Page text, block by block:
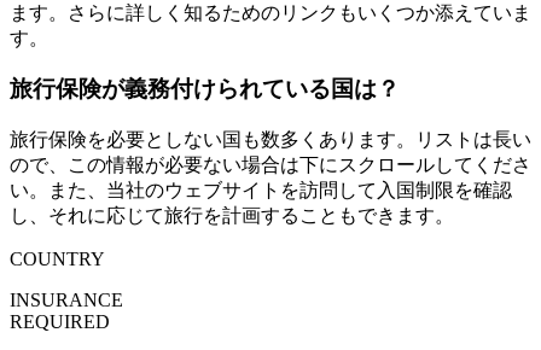
ます。さらに詳しく知るためのリンクもいくつか添えていま
す。
旅行保険が義務付けられている国は？
旅行保険を必要としない国も数多くあります。リストは長い
ので、この情報が必要ない場合は下にスクロールしてくださ
い。また、当社のウェブサイトを訪問して入国制限を確認
し、それに応じて旅行を計画することもできます。
COUNTRY
INSURANCE
REQUIRED